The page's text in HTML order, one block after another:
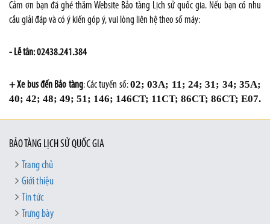
Cảm ơn bạn đã ghé thăm Website Bảo tàng Lịch sử quốc gia. Nếu bạn có nhu
cầu giải đáp và có ý kiến góp ý, vui lòng liên hệ theo số máy:
- Lễ tân: 02438.241.384
+ Xe bus đến Bảo tàng: Các tuyến số:02; 03A; 11; 24; 31; 34; 35A;
40; 42; 48; 49; 51; 146; 146CT; 11CT; 86CT; 86CT; E07.
BẢO TÀNG LỊCH SỬ QUỐC GIA
Trang chủ
Giới thiệu
Tin tức
Trưng bày